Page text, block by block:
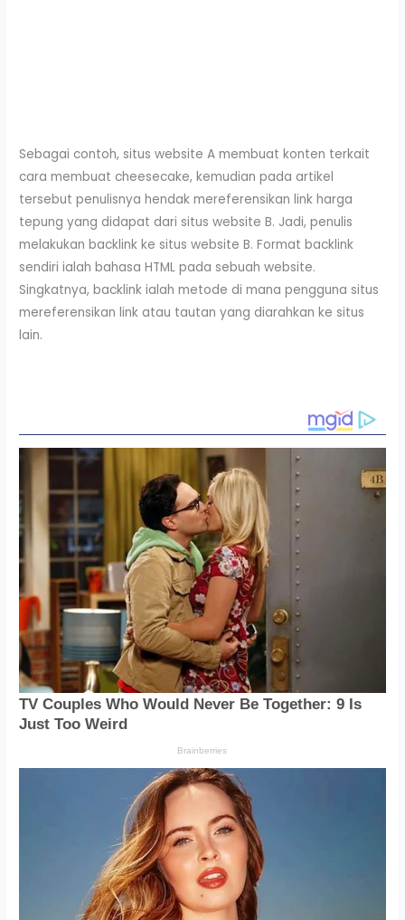
Sebagai contoh, situs website A membuat konten terkait
cara membuat cheesecake, kemudian pada artikel
tersebut penulisnya hendak mereferensikan link harga
tepung yang didapat dari situs website B. Jadi, penulis
melakukan backlink ke situs website B. Format backlink
sendiri ialah bahasa HTML pada sebuah website.
Singkatnya, backlink ialah metode di mana pengguna situs
mereferensikan link atau tautan yang diarahkan ke situs
lain.